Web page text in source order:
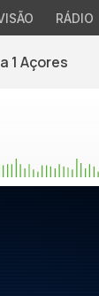
RÁDIO
1 Açores